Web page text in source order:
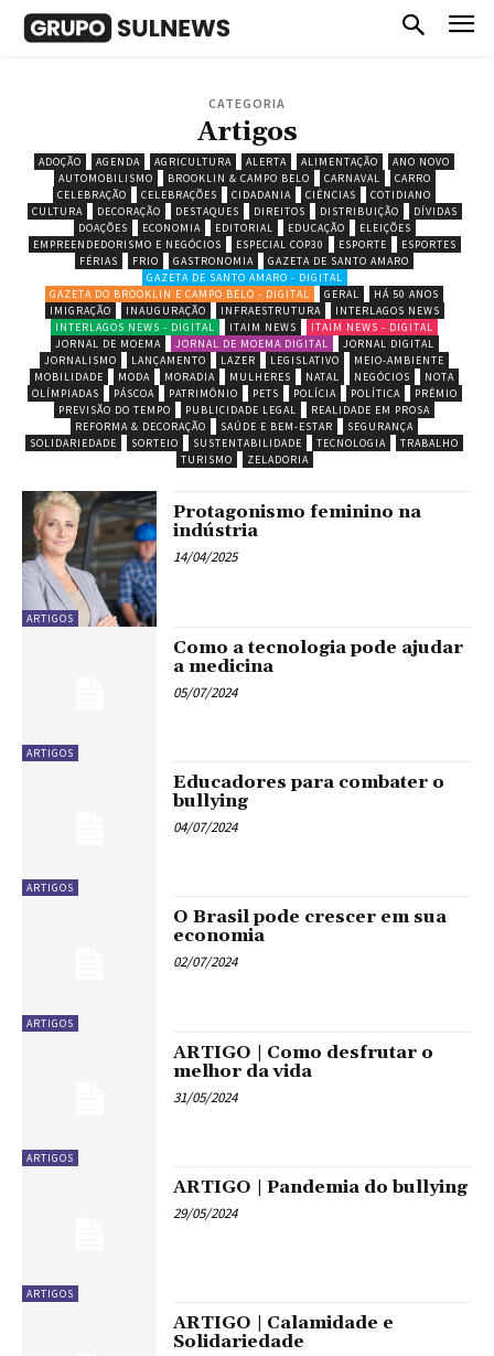
CATEGORIA
Artigos
ADOÇÃO AGENDA AGRICULTURA ALERTA ALIMENTAÇÃO
ANO NOVO
AUTOMOBILISMO
BROOKLIN & CAMPO BELO CARNAVAL
CARRO
CELEBRAÇÃO
CELEBRAÇÕES CIDADANIA CIÊNCIAS
COTIDIANO
CULTURA
DECORAÇÃO DESTAQUES DIREITOS DISTRIBUIÇÃO
DÍVIDAS
DOAÇÕES
ECONOMIA EDITORIAL EDUCAÇÃO
ELEIÇÕES
EMPREENDEDORISMO E NEGÓCIOS
ESPECIAL COP30 ESPORTE
ESPORTES
FÉRIAS
FRIO GASTRONOMIA
GAZETA DE SANTO AMARO
GAZETA DE SANTO AMARO - DIGITAL
GAZETA DO BROOKLIN E CAMPO BELO - DIGITAL
GERAL
HÁ 50 ANOS
IMIGRAÇÃO
INAUGURAÇÃO INFRAESTRUTURA
INTERLAGOS NEWS
INTERLAGOS NEWS - DIGITAL
ITAIM NEWS
ITAIM NEWS - DIGITAL
JORNAL DE MOEMA
JORNAL DE MOEMA DIGITAL
JORNAL DIGITAL
JORNALISMO
LANÇAMENTO LAZER LEGISLATIVO
MEIO-AMBIENTE
MOBILIDADE
MODA MORADIA MULHERES NATAL NEGÓCIOS
NOTA
OLÍMPIADAS
PÁSCOA PATRIMÔNIO PETS POLÍCIA POLÍTICA
PRÊMIO
PREVISÃO DO TEMPO
PUBLICIDADE LEGAL
REALIDADE EM PROSA
REFORMA & DECORAÇÃO
SAÚDE E BEM-ESTAR
SEGURANÇA
SOLIDARIEDADE
SORTEIO SUSTENTABILIDADE TECNOLOGIA
TRABALHO
TURISMO
ZELADORIA
ARTIGOS
Protagonismo feminino na
indústria
14/04/2025
ARTIGOS
Como a tecnologia pode ajudar
a medicina
05/07/2024
ARTIGOS
Educadores para combater o
bullying
04/07/2024
ARTIGOS
O Brasil pode crescer em sua
economia
02/07/2024
ARTIGOS
ARTIGO | Como desfrutar o
melhor da vida
31/05/2024
ARTIGOS
ARTIGO | Pandemia do bullying
29/05/2024
ARTIGO | Calamidade e
Solidariedade